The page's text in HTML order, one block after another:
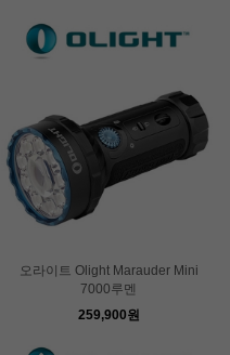
오라이트 Olight Marauder Mini
7000루멘
259,900원